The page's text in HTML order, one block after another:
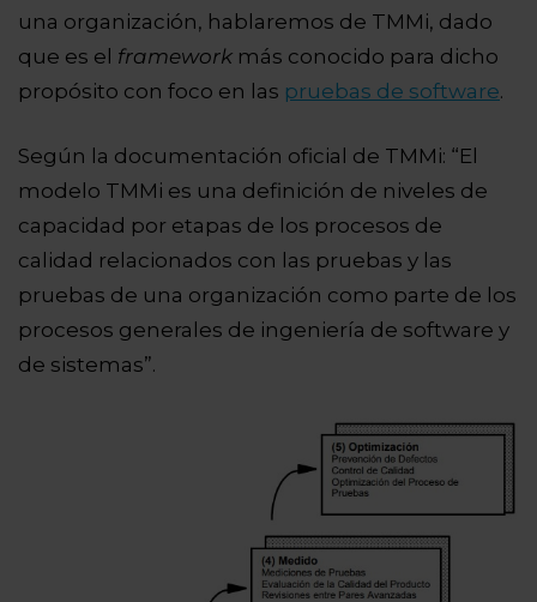
una organización, hablaremos de TMMi, dado
que es el framework más conocido para dicho
propósito con foco en las pruebas de software.
Según la documentación oficial de TMMi: “El
modelo TMMi es una definición de niveles de
capacidad por etapas de los procesos de
calidad relacionados con las pruebas y las
pruebas de una organización como parte de los
procesos generales de ingeniería de software y
de sistemas”.